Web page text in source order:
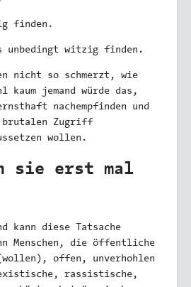
finden.
unbedingt witzig finden.
nicht so schmerzt, wie
kaum jemand würde das,
nachempfinden und
brutalen Zugriff
wollen.
sie erst mal
kann diese Tatsache
Menschen, die öffentliche
offen, unverhohlen
rassistische,